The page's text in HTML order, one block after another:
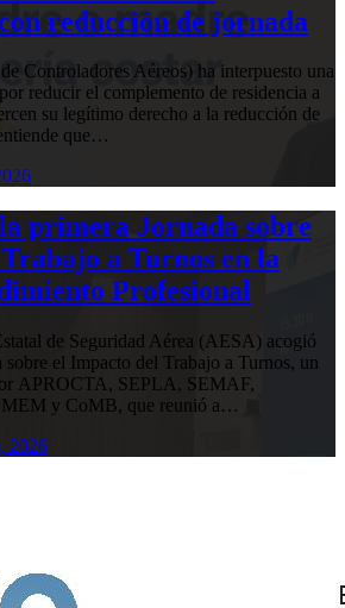
reducción de jornada
Controladores Aéreos) ha interpuesto una
reducir el complemento de residencia a
su legítimo derecho a la reducción de
que…
primera Jornada sobre
a Turnos en la
Profesional
de Seguridad Aérea (AESA) acogió
sobre el Impacto del Trabajo a Turnos, un
APROCTA, SEPLA, SEMAF,
y CoMB, que reunió a…
2026